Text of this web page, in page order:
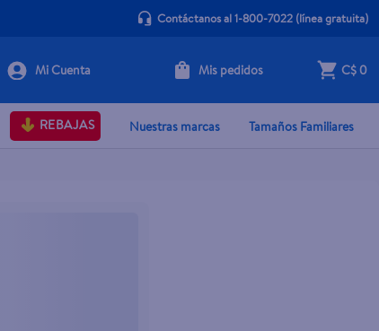
Contáctanos al 1-800-7022(línea gratuita)
Mis pedidos C$ 0
REBAJAS Nuestras marcas Tamaños Familiares